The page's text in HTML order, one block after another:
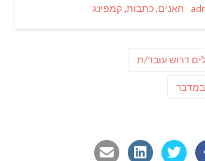
Categories
חאנים,כתבות,קמפינג
דרוש עובד/ת
במדבר